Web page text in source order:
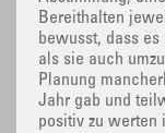
Bereithalten
bewusst, dass
als sie auch
Planung
Jahr gab und
positiv zu werten